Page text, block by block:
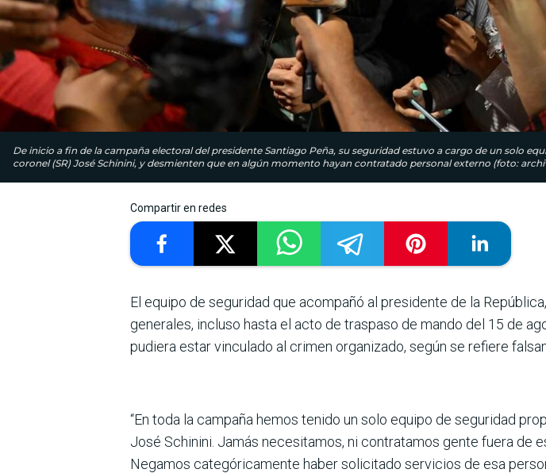
De inicio a fin de la campaña electoral del presidente Santiago Peña, su seguridad estuvo a cargo de un solo
coronel (SR) José Schinini, y desmienten que en algún momento hayan contratado personal externo (foto:
Compartir en redes
El equipo de seguridad que acompañó al presidente de la
generales, incluso hasta el acto de traspaso de mando del 15 de
pudiera estar vinculado al crimen organizado, según se refiere
“En toda la campaña hemos tenido un solo equipo de seguridad
José Schinini. Jamás necesitamos, ni contratamos gente fuera de
Negamos categóricamente haber solicitado servicios de esa